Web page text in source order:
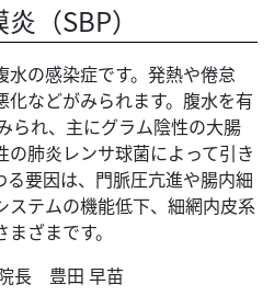
（SBP）
の感染症です。発熱や倦怠
などがみられます。腹水を有
られ、主にグラム陰性の大腸
肺炎レンサ球菌によって引き
要因は、門脈圧亢進や腸内細
ステムの機能低下、細網内皮系
ざまです。
長 豊田 早苗